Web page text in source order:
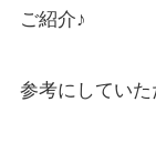
ご紹介♪
参考にしていた